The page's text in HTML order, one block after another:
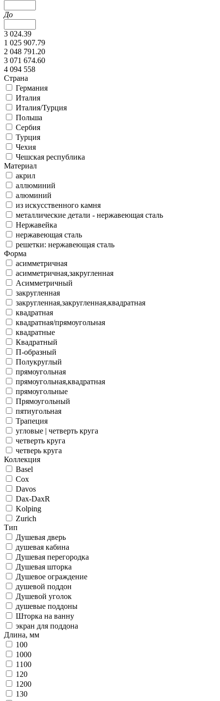
До
3 024.39
1 025 907.79
2 048 791.20
3 071 674.60
4 094 558
Страна
Германия
Италия
Италия/Турция
Польша
Сербия
Турция
Чехия
Чешская республика
Материал
акрил
аллюминий
алюминий
из искусственного камня
металлические детали - нержавеющая сталь
Нержавейка
нержавеющая сталь
решетки: нержавеющая сталь
Форма
асимметричная
асимметричная,закругленная
Асимметричный
закругленная
закругленная,закругленная,квадратная
квадратная
квадратная/прямоугольная
квадратные
Квадратный
П-образный
Полукруглый
прямоугольная
прямоугольная,квадратная
прямоугольные
Прямоугольный
пятиугольная
Трапеция
угловые | четверть круга
четверть круга
четверь круга
Коллекция
Basel
Cox
Davos
Dax-DaxR
Kolping
Zurich
Тип
Душевая дверь
душевая кабина
Душевая перегородка
Душевая шторка
Душевое ограждение
душевой поддон
Душевой уголок
душевые поддоны
Шторка на ванну
экран для поддона
Длина, мм
100
1000
1100
120
1200
130